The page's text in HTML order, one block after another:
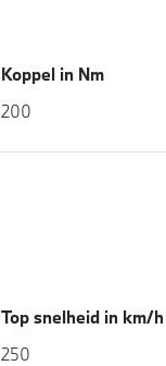
Koppel in Nm
200
Top snelheid in km/h
250